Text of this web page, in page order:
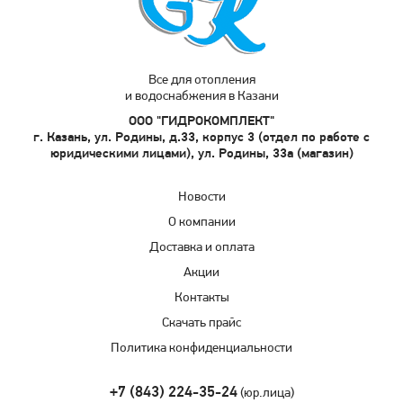
Все для отопления
и водоснабжения в Казани
ООО "ГИДРОКОМПЛЕКТ"
г. Казань, ул. Родины, д.33, корпус 3 (отдел по работе с
юридическими лицами), ул. Родины, 33а (магазин)
Новости
О компании
Доставка и оплата
Акции
Контакты
Скачать прайс
Политика конфиденциальности
+7 (843) 224-35-24(юр.лица)